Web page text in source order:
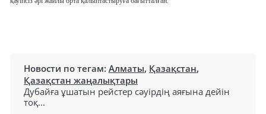
Новости по тегам: Алматы, Қазақстан,
Қазақстан жаңалықтары
Дубайға ұшатын рейстер сәуірдің аяғына дейін
тоқ...